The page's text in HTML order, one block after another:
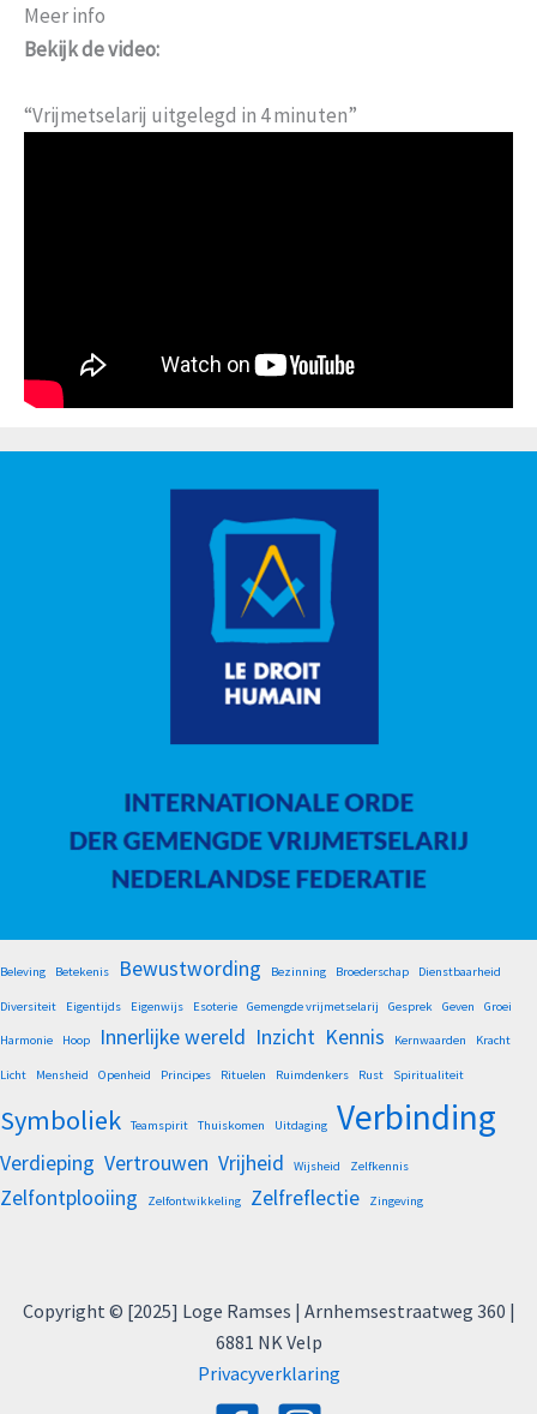
Meer info
Bekijk de video:
“Vrijmetselarij uitgelegd in 4 minuten”
Beleving Betekenis Bewustwording Bezinning Broederschap Dienstbaarheid
Diversiteit Eigentijds Eigenwijs Esoterie Gemengde vrijmetselarij Gesprek Geven Groei
Harmonie Hoop Innerlijke wereld Inzicht Kennis Kernwaarden Kracht
Licht Mensheid Openheid Principes Rituelen Ruimdenkers Rust Spiritualiteit
Symboliek Teamspirit Thuiskomen Uitdaging Verbinding
Verdieping Vertrouwen Vrijheid Wijsheid Zelfkennis
Zelfontplooiing Zelfontwikkeling Zelfreflectie Zingeving
Copyright © [2025] Loge Ramses | Arnhemsestraatweg 360 |
6881 NK Velp
Privacyverklaring